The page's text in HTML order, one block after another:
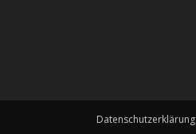
Datenschutzerklärung